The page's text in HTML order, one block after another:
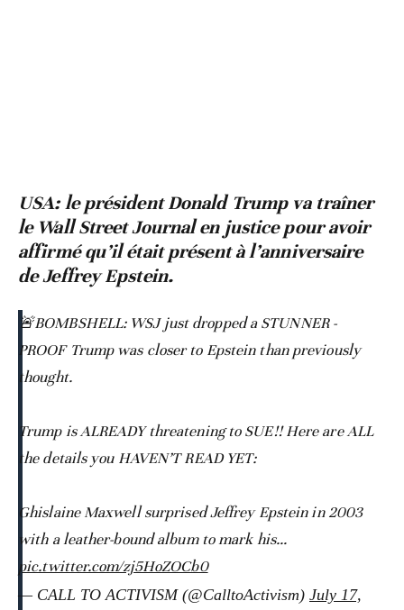
USA: le président Donald Trump va traîner
le Wall Street Journal en justice pour avoir
affirmé qu’il était présent à l’anniversaire
de Jeffrey Epstein.
🚨BOMBSHELL: WSJ just dropped a STUNNER -
PROOF Trump was closer to Epstein than previously
thought.
Trump is ALREADY threatening to SUE!! Here are ALL
the details you HAVEN’T READ YET:
Ghislaine Maxwell surprised Jeffrey Epstein in 2003
with a leather-bound album to mark his…
pic.twitter.com/zj5HoZOCb0
— CALL TO ACTIVISM (@CalltoActivism) July 17,